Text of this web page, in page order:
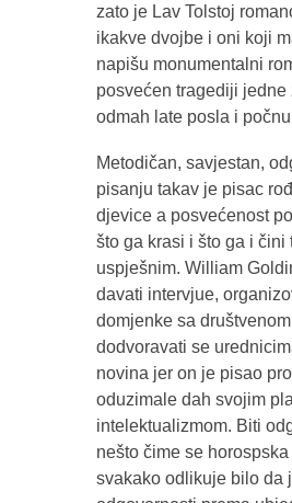
zato je Lav Tolstoj
ikakve dvojbe i oni koji
napišu monumentalni
posvećen tragediji jedne
odmah late posla i
Metodičan, savjestan,
pisanju takav je pisac
djevice a posvećenost
što ga krasi i što ga i čini
uspješnim. William
davati intervjue,
domjenke sa
dodvoravati se
novina jer on je pisao
oduzimale dah svojim
intelektualizmom. Biti
nešto čime se
svakako odlikuje bilo da